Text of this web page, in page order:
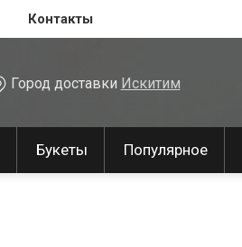
Контакты
Город доставки Искитим
Букеты Популярное